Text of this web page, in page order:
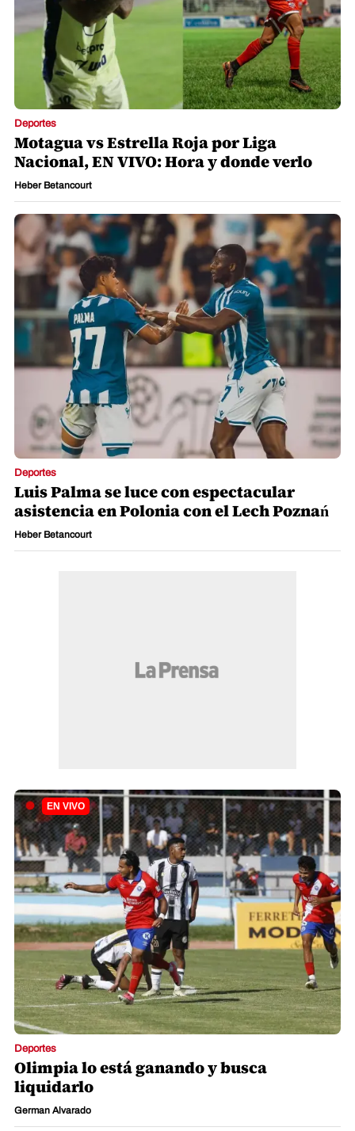
Deportes
Motagua vs Estrella Roja por Liga
Nacional, EN VIVO: Hora y donde verlo
Heber Betancourt
Deportes
Luis Palma se luce con espectacular
asistencia en Polonia con el Lech Poznań
Heber Betancourt
Deportes
Olimpia lo está ganando y busca
liquidarlo
German Alvarado